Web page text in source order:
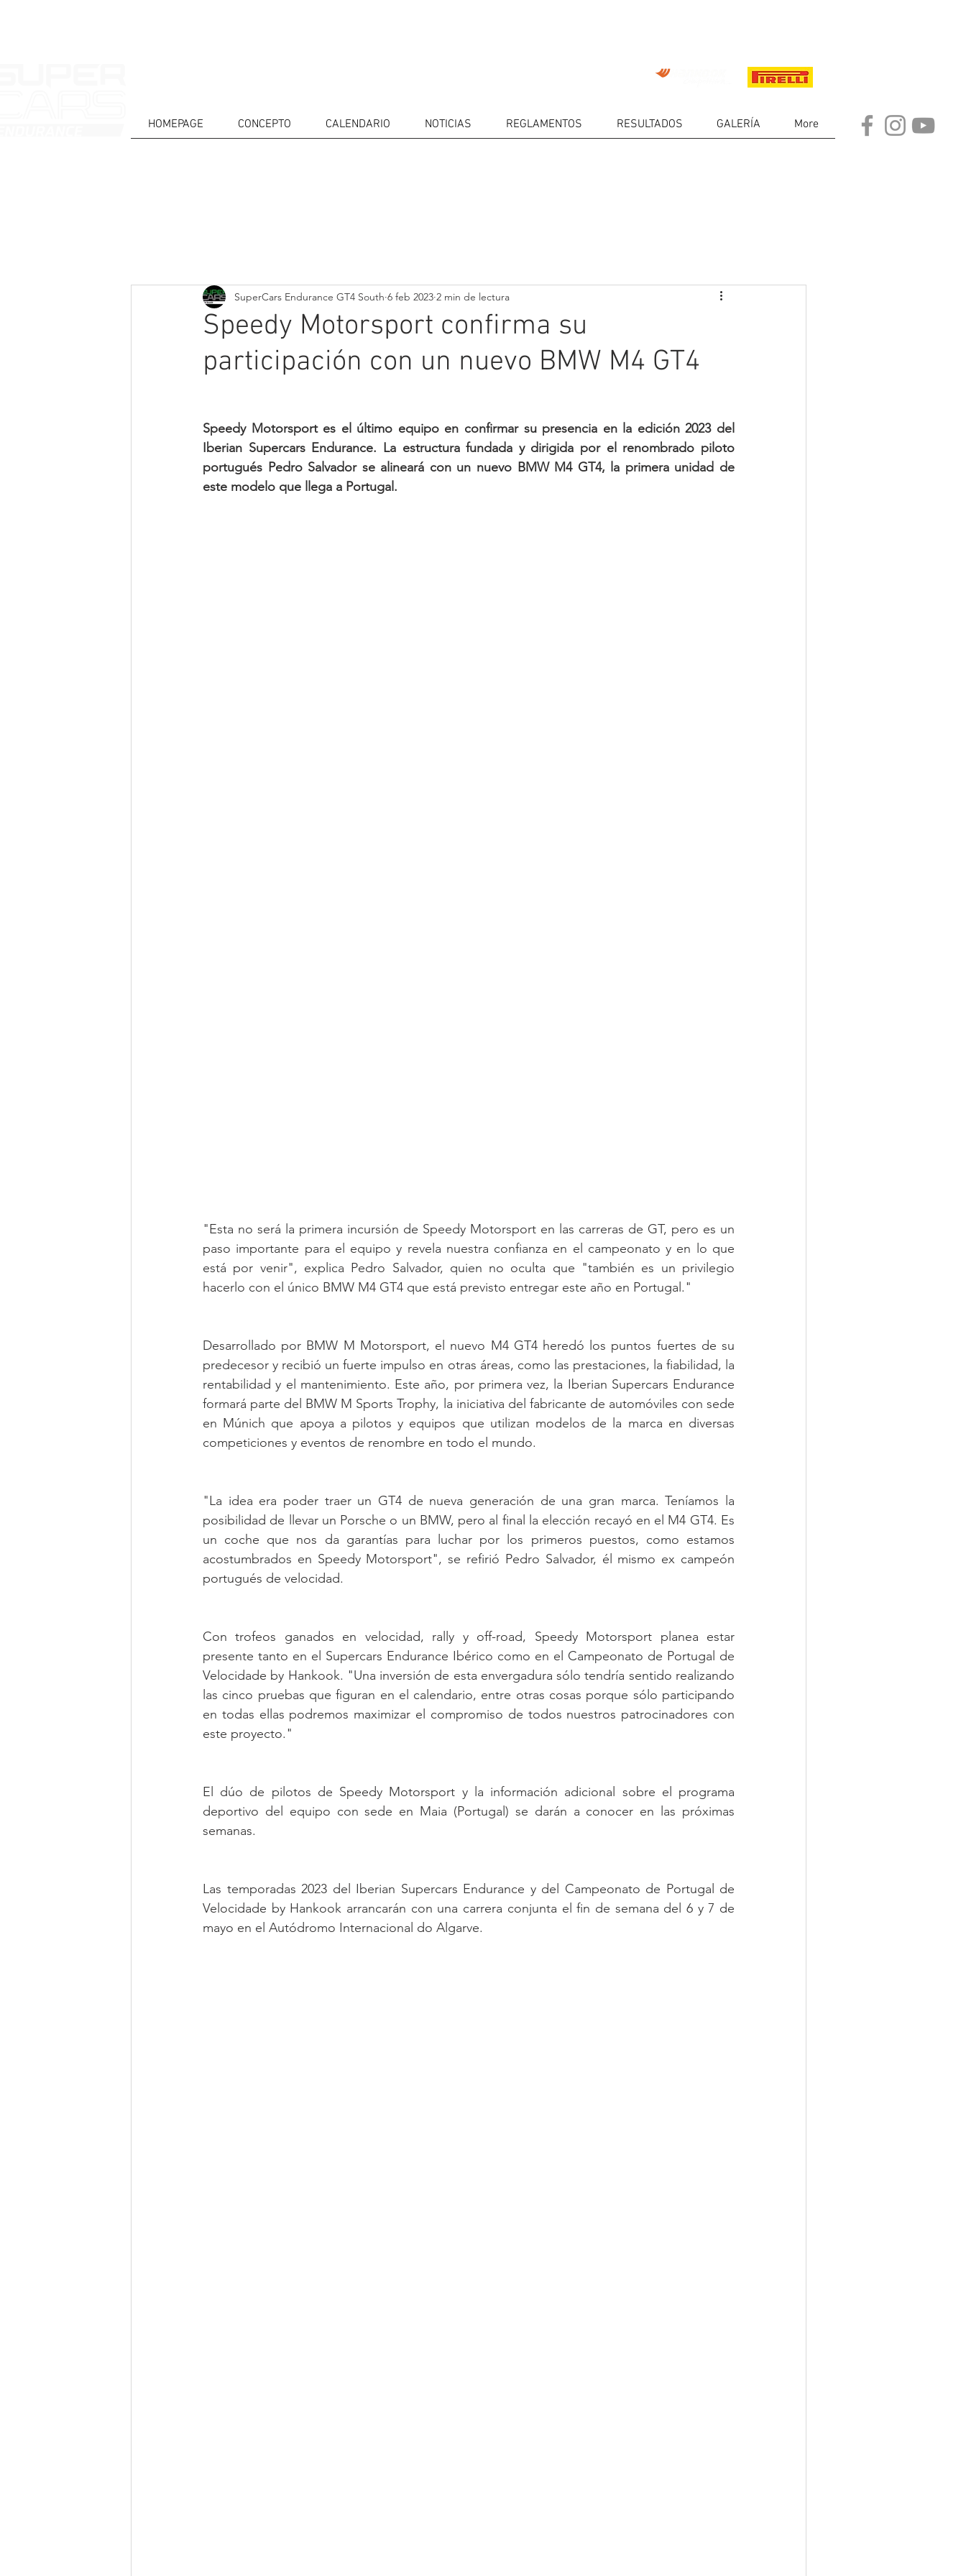
HOMEPAGE CONCEPTO CALENDARIO NOTICIAS REGLAMENTOS RESULTADOS GALERÍA More
Speedy Motorsport confirma su
participación con un nuevo BMW M4 GT4
SuperCars Endurance GT4 South 6 feb 2023 2 min de lectura
Speedy Motorsport es el último equipo en confirmar su presencia en la edición 2023 del
Iberian Supercars Endurance. La estructura fundada y dirigida por el renombrado piloto
portugués Pedro Salvador se alineará con un nuevo BMW M4 GT4, la primera unidad de
este modelo que llega a Portugal.
"Esta no será la primera incursión de Speedy Motorsport en las carreras de GT, pero es un
paso importante para el equipo y revela nuestra confianza en el campeonato y en lo que
está por venir", explica Pedro Salvador, quien no oculta que "también es un privilegio
hacerlo con el único BMW M4 GT4 que está previsto entregar este año en Portugal."
Desarrollado por BMW M Motorsport, el nuevo M4 GT4 heredó los puntos fuertes de su
predecesor y recibió un fuerte impulso en otras áreas, como las prestaciones, la fiabilidad, la
rentabilidad y el mantenimiento. Este año, por primera vez, la Iberian Supercars Endurance
formará parte del BMW M Sports Trophy, la iniciativa del fabricante de automóviles con sede
en Múnich que apoya a pilotos y equipos que utilizan modelos de la marca en diversas
competiciones y eventos de renombre en todo el mundo.
"La idea era poder traer un GT4 de nueva generación de una gran marca. Teníamos la
posibilidad de llevar un Porsche o un BMW, pero al final la elección recayó en el M4 GT4. Es
un coche que nos da garantías para luchar por los primeros puestos, como estamos
acostumbrados en Speedy Motorsport", se refirió Pedro Salvador, él mismo ex campeón
portugués de velocidad.
Con trofeos ganados en velocidad, rally y off-road, Speedy Motorsport planea estar
presente tanto en el Supercars Endurance Ibérico como en el Campeonato de Portugal de
Velocidade by Hankook. "Una inversión de esta envergadura sólo tendría sentido realizando
las cinco pruebas que figuran en el calendario, entre otras cosas porque sólo participando
en todas ellas podremos maximizar el compromiso de todos nuestros patrocinadores con
este proyecto."
El dúo de pilotos de Speedy Motorsport y la información adicional sobre el programa
deportivo del equipo con sede en Maia (Portugal) se darán a conocer en las próximas
semanas.
Las temporadas 2023 del Iberian Supercars Endurance y del Campeonato de Portugal de
Velocidade by Hankook arrancarán con una carrera conjunta el fin de semana del 6 y 7 de
mayo en el Autódromo Internacional do Algarve.